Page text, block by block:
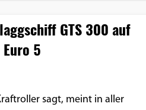
GTS 300 auf
5
sagt, meint in aller